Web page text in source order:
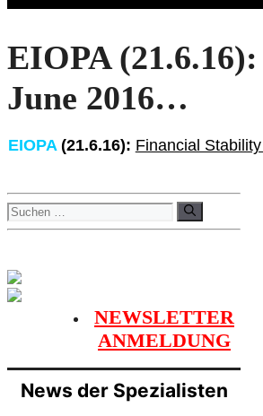
EIOPA
June 2016…
EIOPA(21.6.16): Financial
Suchen
nach:
NEWSLETTER
ANMELDUNG
News der Spezialisten